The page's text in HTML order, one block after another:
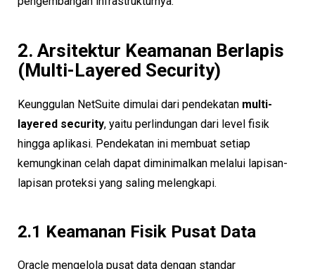
2. Arsitektur Keamanan Berlapis
(Multi-Layered Security)
Keunggulan NetSuite dimulai dari pendekatan multi-
layered security, yaitu perlindungan dari level fisik
hingga aplikasi. Pendekatan ini membuat setiap
kemungkinan celah dapat diminimalkan melalui lapisan-
lapisan proteksi yang saling melengkapi.
2.1 Keamanan Fisik Pusat Data
Oracle mengelola pusat data dengan standar